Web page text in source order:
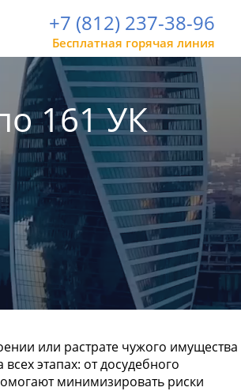
+7 (812) 237-38-96
Бесплатная горячая линия
161 УК
или растрате чужого имущества
этапах: от досудебного
минимизировать риски